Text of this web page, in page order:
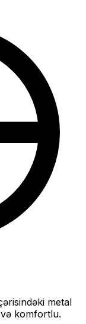
metal
komfortlu.